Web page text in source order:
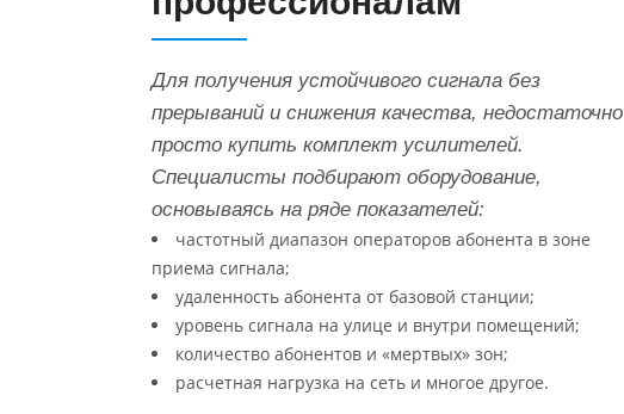
Для получения устойчивого сигнала без
прерываний и снижения качества, недостаточно
просто купить комплект усилителей.
Специалисты подбирают оборудование,
основываясь на ряде показателей:
частотный диапазон операторов абонента в зоне
приема сигнала;
удаленность абонента от базовой станции;
уровень сигнала на улице и внутри помещений;
количество абонентов и «мертвых» зон;
расчетная нагрузка на сеть и многое другое.